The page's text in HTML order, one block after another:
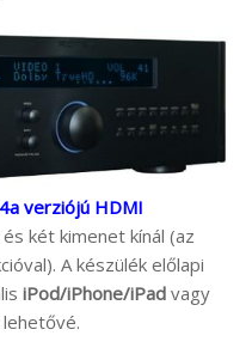
verziójú HDMI
két kimenet kínál (az
A készülék előlapi
iPod/iPhone/iPad vagy